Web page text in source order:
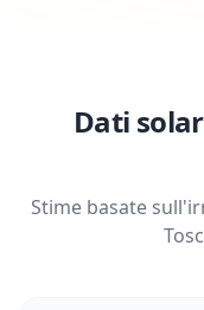
Dati
Stime basate